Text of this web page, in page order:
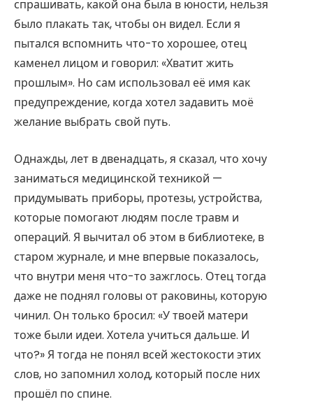
спрашивать, какой она была в юности, нельзя
было плакать так, чтобы он видел. Если я
пытался вспомнить что-то хорошее, отец
каменел лицом и говорил: «Хватит жить
прошлым». Но сам использовал её имя как
предупреждение, когда хотел задавить моё
желание выбрать свой путь.
Однажды, лет в двенадцать, я сказал, что хочу
заниматься медицинской техникой —
придумывать приборы, протезы, устройства,
которые помогают людям после травм и
операций. Я вычитал об этом в библиотеке, в
старом журнале, и мне впервые показалось,
что внутри меня что-то зажглось. Отец тогда
даже не поднял головы от раковины, которую
чинил. Он только бросил: «У твоей матери
тоже были идеи. Хотела учиться дальше. И
что?» Я тогда не понял всей жестокости этих
слов, но запомнил холод, который после них
прошёл по спине.